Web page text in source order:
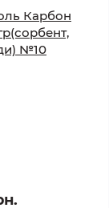
Карбон
№10